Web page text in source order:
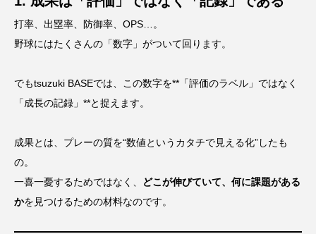
打率、出塁率、防御率、OPS…。
野球にはたくさんの「数字」がついて回ります。
でもtsuzuki BASEでは、この数字を**「評価のラベル」ではなく
「成長の記録」**と捉えます。
成果とは、プレーの質を“数値というカタチで見える化”したも
の。
一喜一憂するためではなく、
どこが伸びていて、何に課題がある
かを見つけるための材料なのです。